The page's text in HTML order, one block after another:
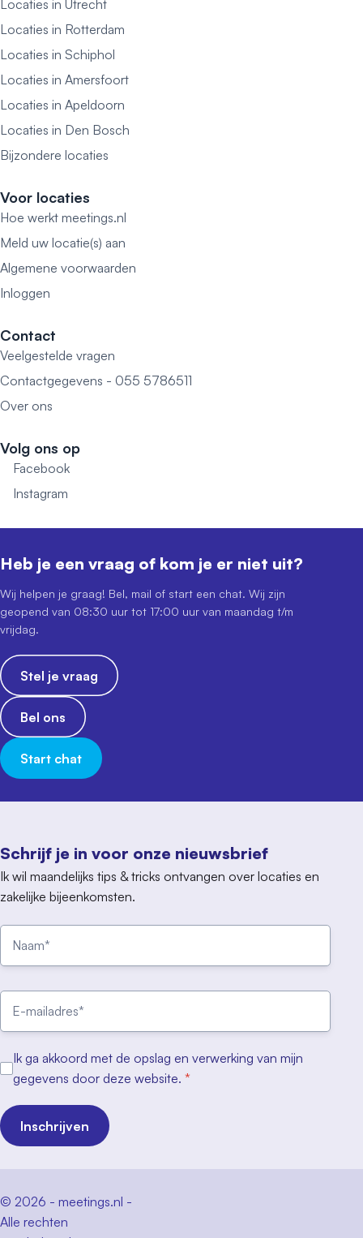
Locaties in Utrecht
Locaties in Rotterdam
Locaties in Schiphol
Locaties in Amersfoort
Locaties in Apeldoorn
Locaties in Den Bosch
Bijzondere locaties
Voor locaties
Hoe werkt meetings.nl
Meld uw locatie(s) aan
Algemene voorwaarden
Inloggen
Contact
Veelgestelde vragen
Contactgegevens - 055 5786511
Over ons
Volg ons op
Facebook
Instagram
Schrijf je in voor onze nieuwsbrief
Ik wil maandelijks tips & tricks ontvangen over locaties en
zakelijke bijeenkomsten.
Ik ga akkoord met de opslag en verwerking van mijn
gegevens door deze website. *
Inschrijven
Heb je een vraag of kom je er niet uit?
Wij helpen je graag! Bel, mail of start een chat. Wij zijn
geopend van 08:30 uur tot 17:00 uur van maandag t/m
vrijdag.
Stel je vraag
Bel ons
Start chat
© 2026 - meetings.nl -
Alle rechten